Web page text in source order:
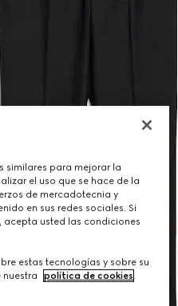
similares para mejorar la
el uso que se hace de la
de mercadotecnia y
en sus redes sociales. Si
acepta usted las condiciones
estas tecnologías y sobre su
nuestra
política de cookies.